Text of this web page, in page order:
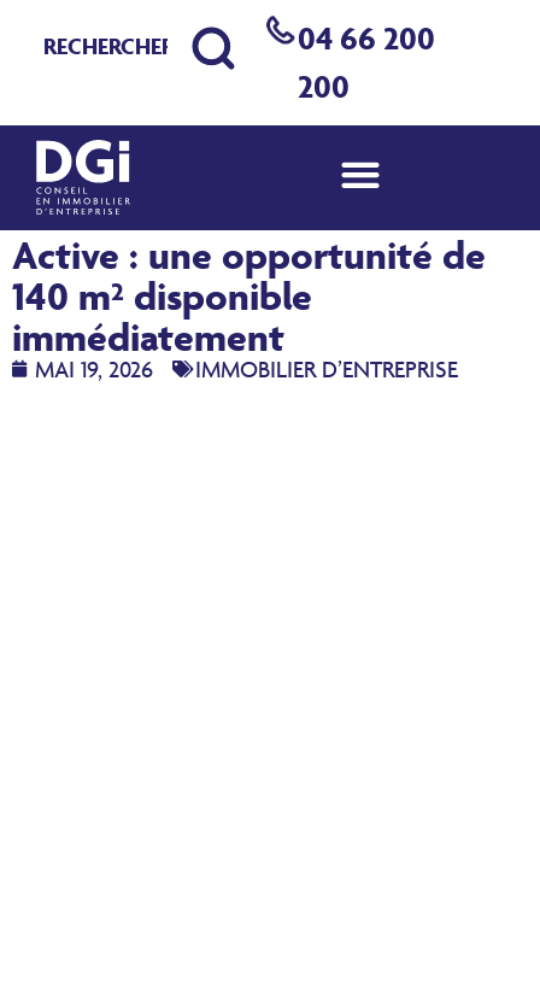
04 66 200
200
Bureaux à louer à Nîmes Ville
Active : une opportunité de
140 m² disponible
immédiatement
MAI 19, 2026 IMMOBILIER D’ENTREPRISE